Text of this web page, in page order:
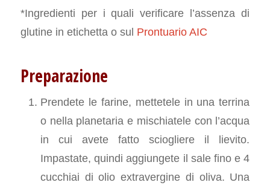
*Ingredienti per i quali verificare l’assenza di
glutine in etichetta o sul Prontuario AIC
Preparazione
Prendete le farine, mettetele in una terrina
o nella planetaria e mischiatele con l’acqua
in cui avete fatto sciogliere il lievito.
Impastate, quindi aggiungete il sale fino e 4
cucchiai di olio extravergine di oliva. Una